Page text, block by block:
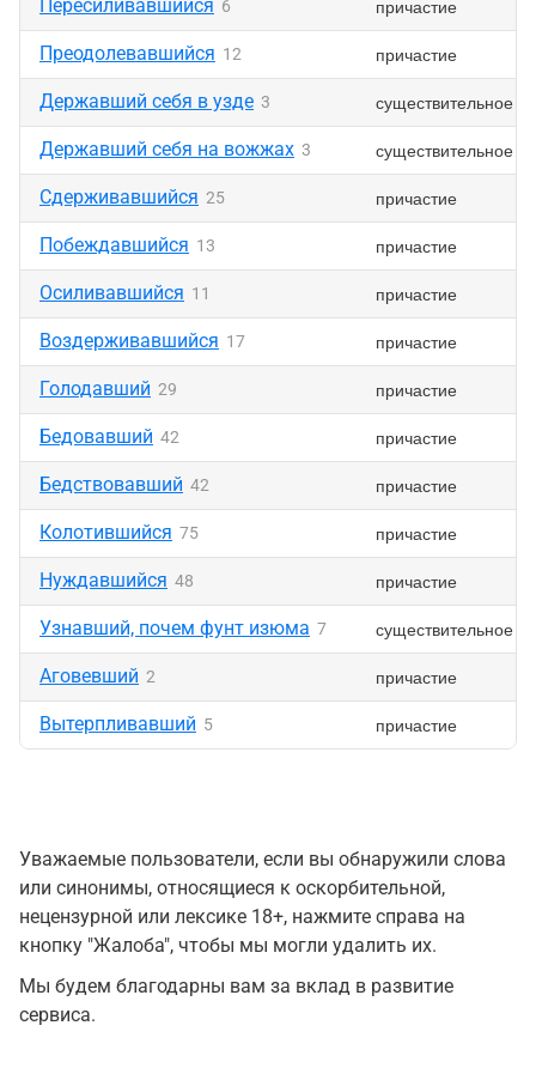
Пересиливавшийся 6 причастие
Преодолевавшийся 12 причастие
Державший себя в узде 3 существительное
Державший себя на вожжах 3 существительное
Сдерживавшийся 25 причастие
Побеждавшийся 13 причастие
Осиливавшийся 11 причастие
Воздерживавшийся 17 причастие
Голодавший 29 причастие
Бедовавший 42 причастие
Бедствовавший 42 причастие
Колотившийся 75 причастие
Нуждавшийся 48 причастие
Узнавший, почем фунт изюма 7 существительное
Аговевший 2 причастие
Вытерпливавший 5 причастие
Уважаемые пользователи, если вы обнаружили слова
или синонимы, относящиеся к оскорбительной,
нецензурной или лексике 18+, нажмите справа на
кнопку "Жалоба", чтобы мы могли удалить их.
Мы будем благодарны вам за вклад в развитие
сервиса.